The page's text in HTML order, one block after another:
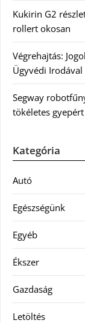
Kukirin G2
rollert okosan
Végrehajtás:
Ügyvédi Irodával
Segway
tökéletes gyepért
Kategória
Autó
Egészségünk
Egyéb
Ékszer
Gazdaság
Letöltés